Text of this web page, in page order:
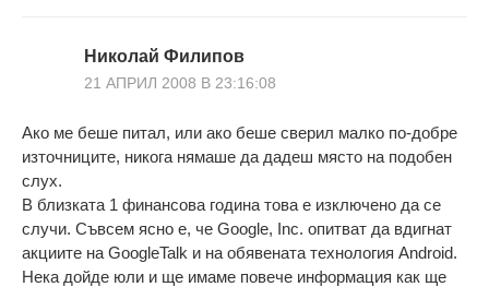
Николай Филипов
21 АПРИЛ 2008 В 23:16:08
Ако ме беше питал, или ако беше сверил малко по-добре
източниците, никога нямаше да дадеш място на подобен
слух.
В близката 1 финансова година това е изключено да се
случи. Съвсем ясно е, че Google, Inc. опитват да вдигнат
акциите на GoogleTalk и на обявената технология Android.
Нека дойде юли и ще имаме повече информация как ще